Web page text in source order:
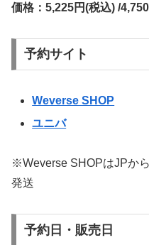
価格：5,225円(税込) /
予約サイト
Weverse SHOP
ユニバ
※Weverse SHOPはJPか
発送
予約日・販売日